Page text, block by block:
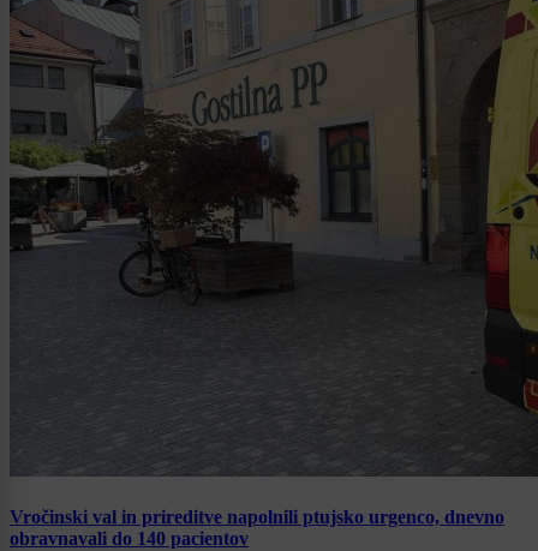
Vročinski val in prireditve napolnili ptujsko urgenco, dnevno
obravnavali do 140 pacientov